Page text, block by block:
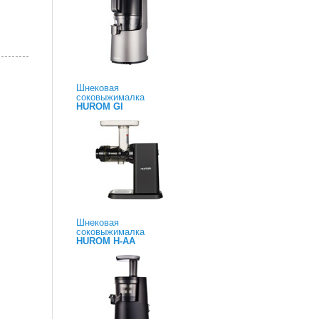
Шнековая
соковыжималка
HUROM GI
Шнековая
соковыжималка
HUROM H-AA